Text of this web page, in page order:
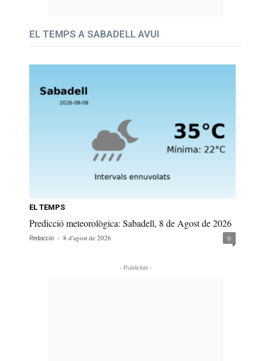
EL TEMPS A SABADELL AVUI
EL TEMPS
Predicció meteorològica: Sabadell, 8 de Agost de 2026
Redacció - 8 d'agost de 2026 0
- Publicitat -